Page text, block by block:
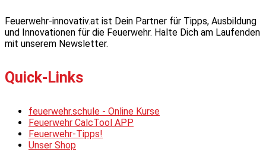
Feuerwehr-innovativ.at ist Dein Partner für Tipps, Ausbildung
und Innovationen für die Feuerwehr. Halte Dich am Laufenden
mit unserem Newsletter.
Quick-Links
feuerwehr.schule - Online Kurse
Feuerwehr CalcTool APP
Feuerwehr-Tipps!
Unser Shop